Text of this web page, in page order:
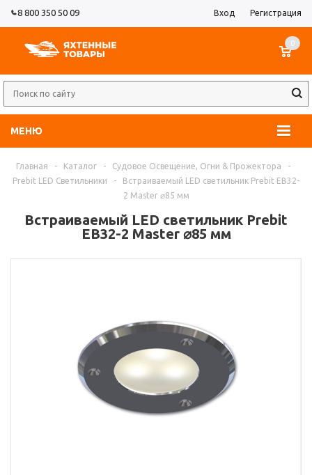
8 800 350 50 09 Вход Регистрация
МЕНЮ
0
Главная - Каталог - Судовое Освещение, Огни & Прожектора
-
Prebit LED Светильники
-
Встраиваемый LED светильник Prebit EB32-
2 Master ⌀85 мм
Встраиваемый LED светильник Prebit
EB32-2 Master ⌀85 мм